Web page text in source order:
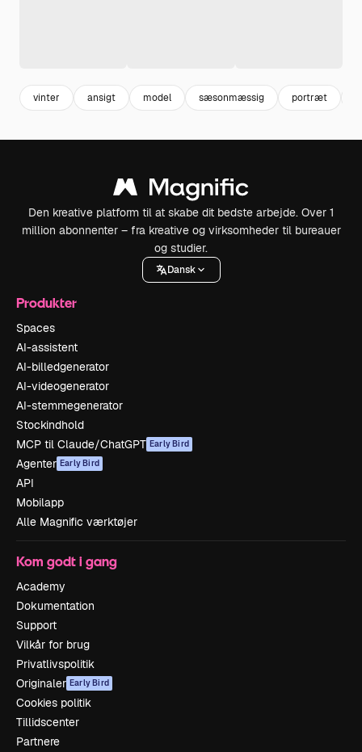
vinter ansigt model sæsonmæssig portræt
Den kreative platform til at skabe dit bedste arbejde. Over 1
million abonnenter – fra kreative og virksomheder til bureauer
og studier.
Dansk
Produkter
Spaces
AI-assistent
AI-billedgenerator
AI-videogenerator
AI-stemmegenerator
Stockindhold
MCP til Claude/ChatGPT Early Bird
Agenter Early Bird
API
Mobilapp
Alle Magnific værktøjer
Kom godt i gang
Academy
Dokumentation
Support
Vilkår for brug
Privatlivspolitik
Originaler Early Bird
Cookies politik
Tillidscenter
Partnere